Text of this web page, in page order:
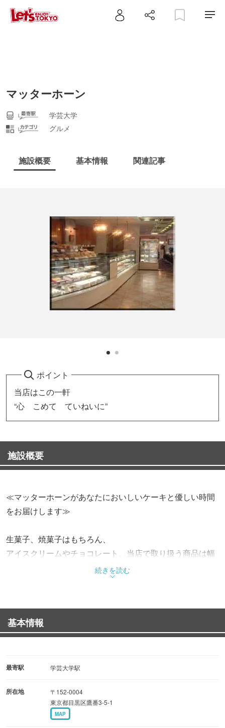
マッターホーン
学芸大学
グルメ
施設概要 基本情報 関連記事
ポイント
当店はこの一軒
“心 こめて ていねいに”
施設概要
≪マッターホーンがあなたにおいしいケーキと優しい時間
をお届けします≫
生菓子、焼菓子はもちろん、
アイスクリームやチョコレート、当店で取り扱う商品は幅
大切な方への贈り物としても、午後のティータイムを演出
バラエティーに富んだ品揃えからお選び頂けます。
そんな商品達は、当社では毎日、熟練された技術を持つ職
人が、
いただけるよう、
そのため当社の焼洋菓子は、風味を保つため脱酸素剤を使
用しておりません。
当社のお菓子と共に、すてきなお時間をお過ごしください
続きを読む
基本情報
最寄駅 学芸大学駅
所在地
〒152-0004
東京都目黒区鷹番3-5-1
MAP